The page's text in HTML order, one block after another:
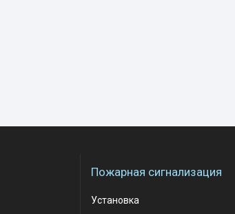
Пожарная сигнализация
Установка